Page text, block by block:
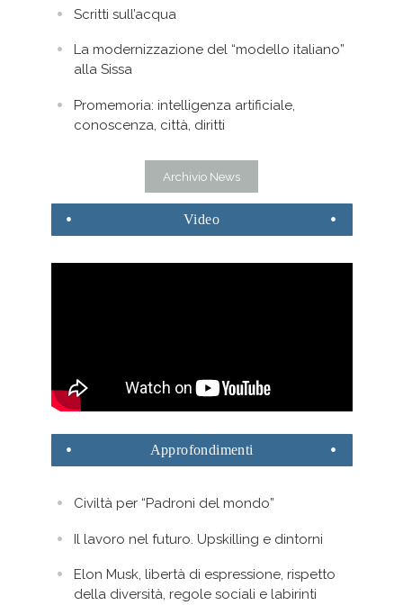
Scritti sull’acqua
La modernizzazione del “modello italiano”
alla Sissa
Promemoria: intelligenza artificiale,
conoscenza, città, diritti
Archivio News
Video
Approfondimenti
Civiltà per “Padroni del mondo”
Il lavoro nel futuro. Upskilling e dintorni
Elon Musk, libertà di espressione, rispetto
della diversità, regole sociali e labirinti